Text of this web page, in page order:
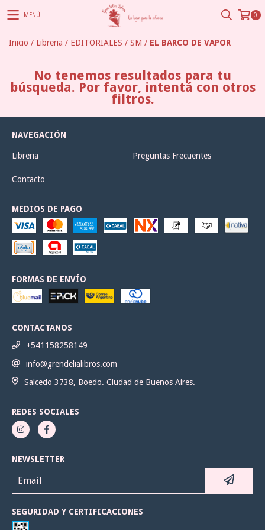
MENÚ 0
Inicio / Libreria / EDITORIALES / SM / EL BARCO DE VAPOR
No tenemos resultados para tu
búsqueda. Por favor, intentá con otros
filtros.
NAVEGACIÓN
Libreria Preguntas Frecuentes
Contacto
MEDIOS DE PAGO
FORMAS DE ENVÍO
CONTACTANOS
+541158258149
info@grendelialibros.com
Salcedo 3738, Boedo. Ciudad de Buenos Aires.
REDES SOCIALES
NEWSLETTER
SEGURIDAD Y CERTIFICACIONES